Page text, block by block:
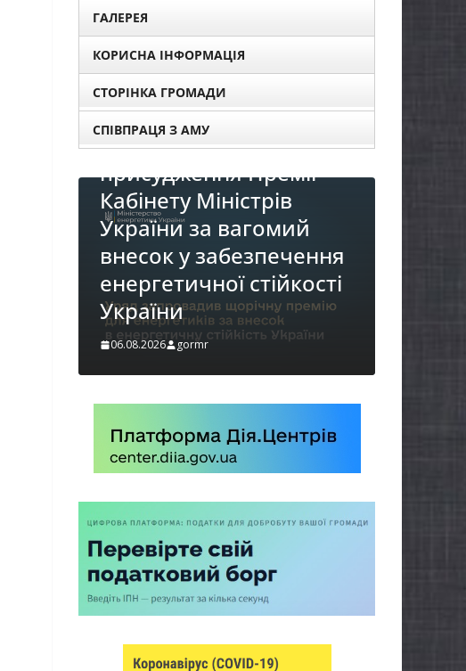
ГАЛЕРЕЯ
КОРИСНА ІНФОРМАЦІЯ
СТОРІНКА ГРОМАДИ
СПІВПРАЦЯ З АМУ
для
НОВИНИ
До уваги представників
бізнесу!
06.08.2026 gormr